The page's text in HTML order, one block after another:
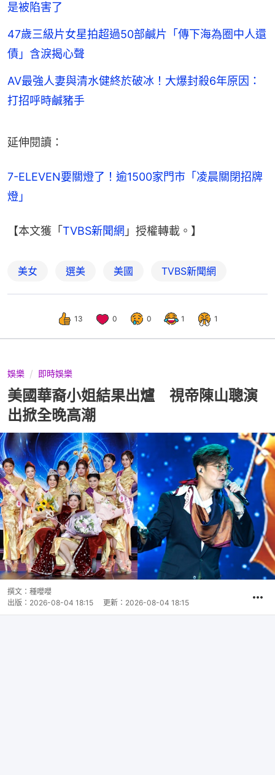
是被陷害了
47歲三級片女星拍超過50部鹹片「傳下海為圈中人還
債」含淚揭心聲
AV最強人妻與清水健終於破冰！大爆封殺6年原因：
打招呼時鹹豬手
延伸閱讀：
7-ELEVEN要關燈了！逾1500家門市「凌晨關閉招牌
燈」
【本文獲「 TVBS新聞網 」授權轉載。】
美女 選美 美國 TVBS新聞網
13 0 0 1 1
娛樂 即時娛樂
美國華裔小姐結果出爐 視帝陳山聰演
出掀全晚高潮
撰文： 種嚶嚶
出版： 2026-08-04 18:15 更新： 2026-08-04 18:15